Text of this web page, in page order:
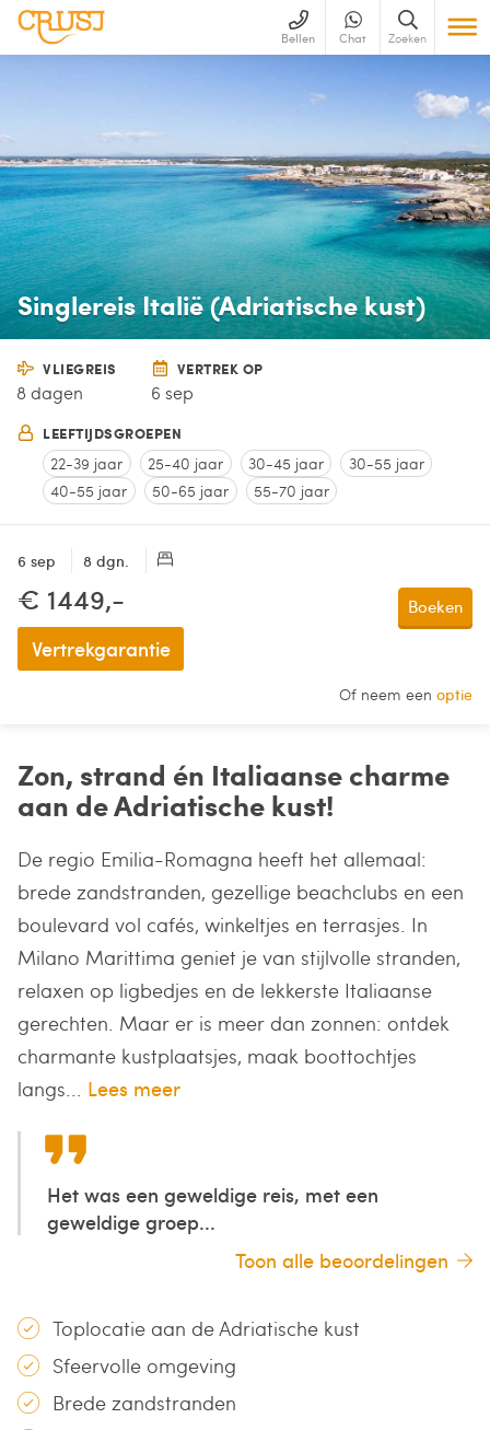
Bellen Chat Zoeken
Singlereis Italië (Adriatische kust)
VLIEGREIS
8 dagen
VERTREK OP
6 sep
LEEFTIJDSGROEPEN
22-39 jaar 25-40 jaar 30-45 jaar
30-55 jaar
40-55 jaar
50-65 jaar 55-70 jaar
6 sep 8 dgn.
€ 1449,-
Vertrekgarantie
Boeken
Of neem een optie
Zon, strand én Italiaanse charme
aan de Adriatische kust!
De regio Emilia-Romagna heeft het allemaal:
brede zandstranden, gezellige beachclubs en een
boulevard vol cafés, winkeltjes en terrasjes. In
Milano Marittima geniet je van stijlvolle stranden,
relaxen op ligbedjes en de lekkerste Italiaanse
gerechten. Maar er is meer dan zonnen: ontdek
charmante kustplaatsjes, maak boottochtjes
langs... Lees meer
Het was een geweldige reis, met een
geweldige groep...
Toon alle beoordelingen
Toplocatie aan de Adriatische kust
Sfeervolle omgeving
Brede zandstranden